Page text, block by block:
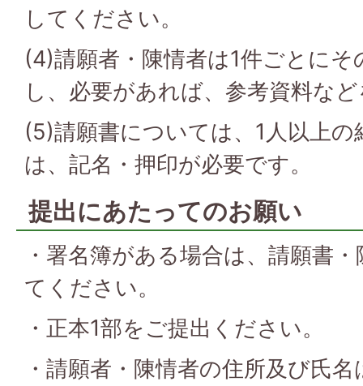
してください。
(4)請願者・陳情者は1件ごとに
し、必要があれば、参考資料な
(5)請願書については、1人以上
は、記名・押印が必要です。
提出にあたってのお願い
・署名簿がある場合は、請願書
てください。
・正本1部をご提出ください。
・請願者・陳情者の住所及び氏